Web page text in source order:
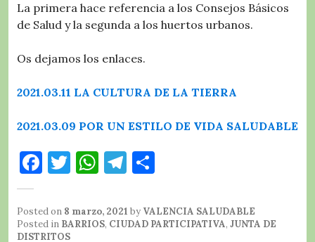
La primera hace referencia a los Consejos Básicos
de Salud y la segunda a los huertos urbanos.
Os dejamos los enlaces.
2021.03.11 LA CULTURA DE LA TIERRA
2021.03.09 POR UN ESTILO DE VIDA SALUDABLE
F
c
e
T
it
te
W
at
s
T
e
g
m
p
Posted on 8 marzo, 2021 by VALENCIA SALUDABLE
Posted in BARRIOS, CIUDAD PARTICIPATIVA, JUNTA DE
DISTRITOS